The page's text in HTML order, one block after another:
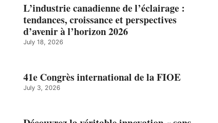
L’industrie canadienne de l’éclairage :
tendances, croissance et perspectives
d’avenir à l’horizon 2026
July 18, 2026
41e Congrès international de la FIOE
July 3, 2026